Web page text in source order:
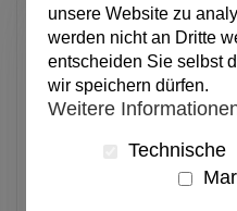
In den
unsere Website zu
werden nicht an Dritte
entscheiden Sie selbst
wir speichern dürfen.
Weitere
Technische